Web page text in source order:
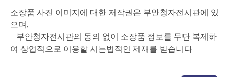
소장품 사진 이미지에 대한 저작권은 부안청자전시관에 있
으며,
부안청자전시관의 동의 없이 소장품 정보를 무단 복제하
여 상업적으로 이용할 시는법적인 제재를 받습니다